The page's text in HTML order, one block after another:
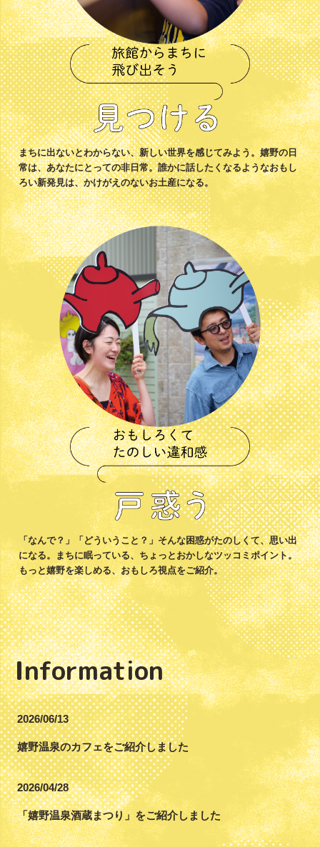
まちに出ないとわからない、新しい世界を感じてみよう。嬉野の日
常は、あなたにとっての非日常。誰かに話したくなるようなおもし
ろい新発見は、かけがえのないお土産になる。
「なんで？」「どういうこと？」そんな困惑がたのしくて、思い出
になる。まちに眠っている、ちょっとおかしなツッコミポイント。
もっと嬉野を楽しめる、おもしろ視点をご紹介。
Information
嬉野温泉のカフェをご紹介しました
2026/06/13
「嬉野温泉酒蔵まつり」をご紹介しました
2026/04/28